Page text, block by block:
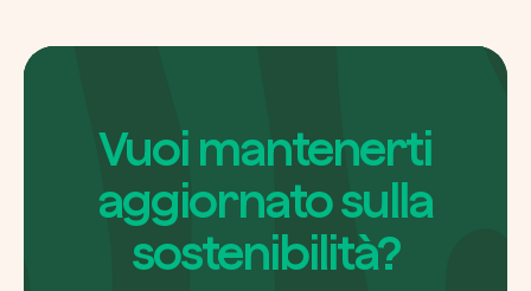
Vuoi mantenerti
aggiornato sulla
sostenibilità?